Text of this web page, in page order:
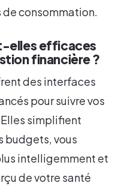
de consommation.
elles efficaces
financière ?
des interfaces
pour suivre vos
simplifient
budgets, vous
intelligemment et
de votre santé